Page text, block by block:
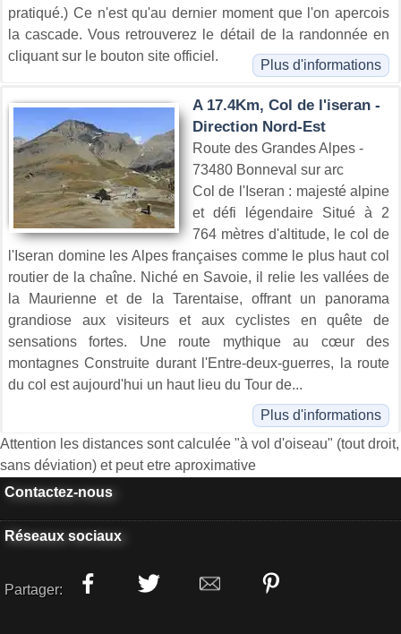
pratiqué.) Ce n'est qu'au dernier moment que l'on apercois
la cascade. Vous retrouverez le détail de la randonnée en
cliquant sur le bouton site officiel.
Plus d'informations
A 17.4Km, Col de l'iseran -
Direction Nord-Est
Route des Grandes Alpes -
73480 Bonneval sur arc
Col de l'Iseran : majesté alpine
et défi légendaire Situé à 2
764 mètres d'altitude, le col de
l'Iseran domine les Alpes françaises comme le plus haut col
routier de la chaîne. Niché en Savoie, il relie les vallées de
la Maurienne et de la Tarentaise, offrant un panorama
grandiose aux visiteurs et aux cyclistes en quête de
sensations fortes. Une route mythique au cœur des
montagnes Construite durant l'Entre-deux-guerres, la route
du col est aujourd'hui un haut lieu du Tour de...
Plus d'informations
Attention les distances sont calculée "à vol d'oiseau" (tout droit,
sans déviation) et peut etre aproximative
Contactez-nous
Réseaux sociaux
Partager: